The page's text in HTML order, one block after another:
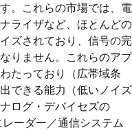
。これらの市場では、電
ライザなど、ほとんどの
ズされており、信号の完
りません。これらのアプ
たっており（広帯域条
できる能力（低いノイズ
ログ・デバイセズの
ーダー／通信システム